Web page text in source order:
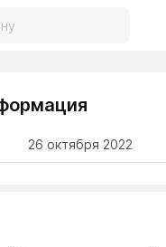
26 октября 2022